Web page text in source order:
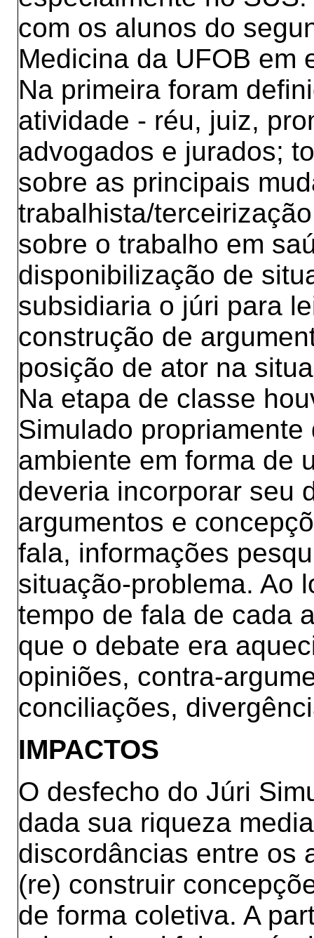
com os alunos do
Medicina da UFOB em
Na primeira foram
atividade - réu, juiz,
advogados e jurados;
sobre as principais
trabalhista/
sobre o trabalho em
disponibilização de
subsidiaria o júri para
construção de
posição de ator na
Na etapa de classe
Simulado
ambiente em forma de
deveria incorporar seu
argumentos e
fala, informações
situação-problema. Ao
tempo de fala de cada
que o debate era
opiniões, contra-
conciliações,
IMPACTOS
O desfecho do Júri
dada sua riqueza
discordâncias entre os
(re) construir
de forma coletiva. A